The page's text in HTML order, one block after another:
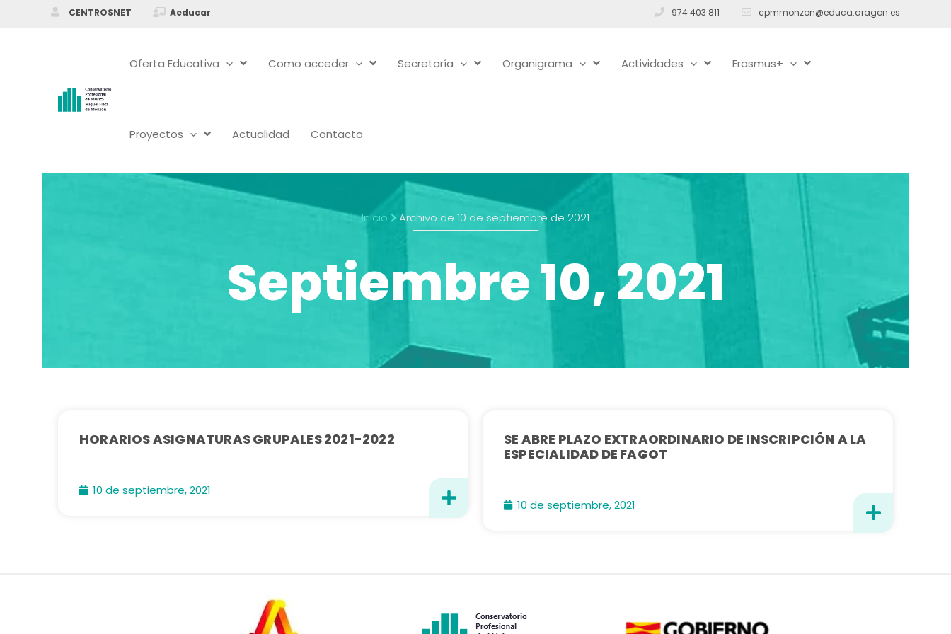
CENTROSNET Aeducar 974 403 811 cpmmonzon@educa.aragon.es
Oferta Educativa Como acceder Secretaría Organigrama Actividades Erasmus+
Proyectos Actualidad Contacto
Inicio Archivo de 10 de septiembre de 2021
Septiembre 10, 2021
HORARIOS ASIGNATURAS GRUPALES 2021-2022
10 de septiembre, 2021
SE ABRE PLAZO EXTRAORDINARIO DE INSCRIPCIÓN A LA
ESPECIALIDAD DE FAGOT
10 de septiembre, 2021